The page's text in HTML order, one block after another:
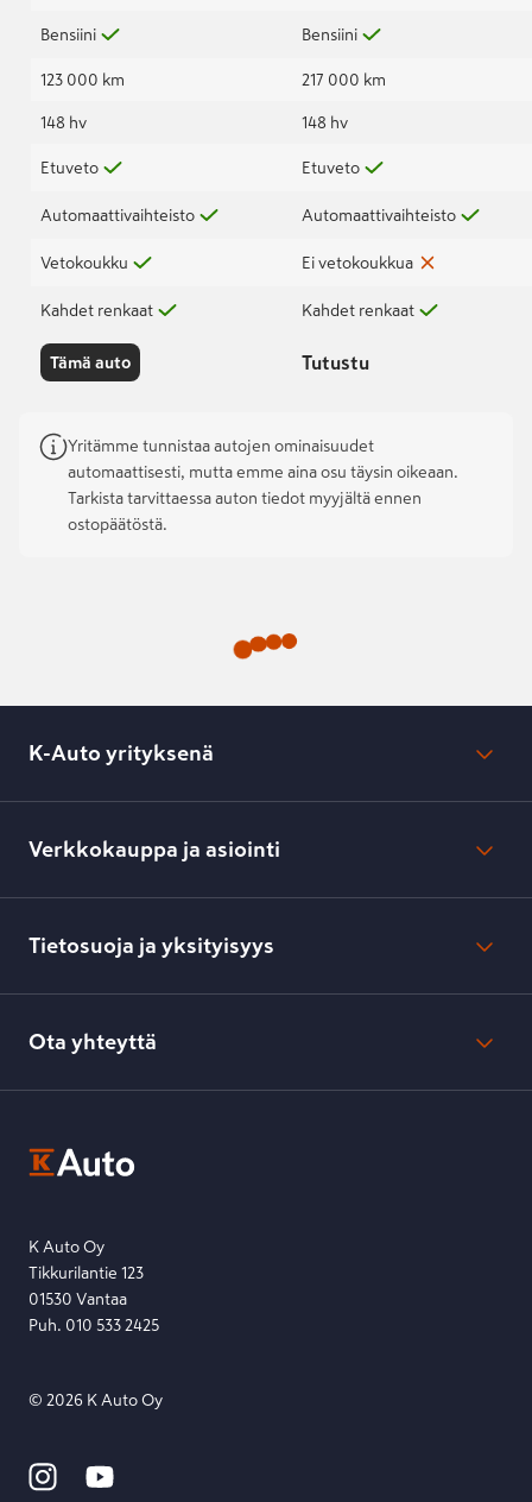
Bensiini
123 000 km
148 hv
Etuveto
Automaattivaihteisto
Vetokoukku
Kahdet renkaat
Tämä auto
Bensiini
217 000 km
148 hv
Etuveto
Automaattivaihteisto
Ei vetokoukkua
Kahdet renkaat
Tutustu
Yritämme tunnistaa autojen ominaisuudet
automaattisesti, mutta emme aina osu täysin oikeaan.
Tarkista tarvittaessa auton tiedot myyjältä ennen
ostopäätöstä.
K-Auto yrityksenä
Lehdistötiedotteet
Toimipisteiden yhteystiedot
Verkkokauppa ja asiointi
Toimitustavat ja -kulut
Verkkokaupan peruuttamisilmoitus
Saavutettavuus
Tietosuoja ja yksityisyys
Kesko-konsernin verkkoselailurekisteri
K-Ryhmän evästekäytännöt
Ota yhteyttä
Etsi toimipiste
K Auto Oy
Tikkurilantie 123
01530 Vantaa
Puh. 010 533 2425
© 2026 K Auto Oy